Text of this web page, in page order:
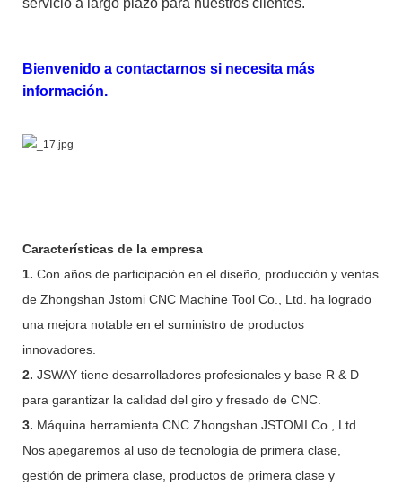
Bienvenido a contactarnos si necesita más
información.
Características de la empresa
1. Con años de participación en el diseño, producción y ventas
de Zhongshan Jstomi CNC Machine Tool Co., Ltd. ha logrado
una mejora notable en el suministro de productos
innovadores.
2. JSWAY tiene desarrolladores profesionales y base R & D
para garantizar la calidad del giro y fresado de CNC.
3. Máquina herramienta CNC Zhongshan JSTOMI Co., Ltd.
Nos apegaremos al uso de tecnología de primera clase,
gestión de primera clase, productos de primera clase y